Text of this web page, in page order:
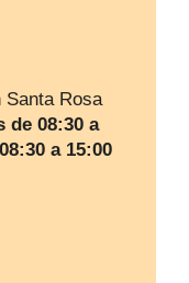
Santa Rosa
de 08:30 a
a 15:00